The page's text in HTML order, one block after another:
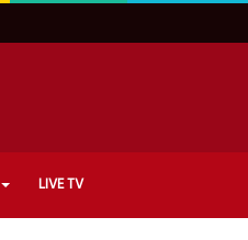
LIVE TV